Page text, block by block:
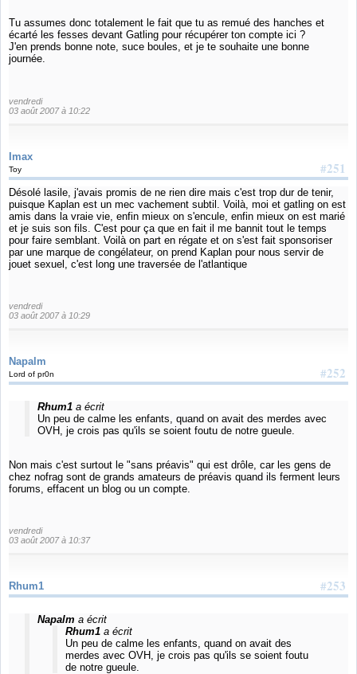
Tu assumes donc totalement le fait que tu as remué des hanches et
écarté les fesses devant Gatling pour récupérer ton compte ici ?
J'en prends bonne note, suce boules, et je te souhaite une bonne
journée.
vendredi
03 août 2007 à 10:22
Imax
#251
Toy
Désolé lasile, j'avais promis de ne rien dire mais c'est trop dur de tenir,
puisque Kaplan est un mec vachement subtil. Voilà, moi et gatling on est
amis dans la vraie vie, enfin mieux on s'encule, enfin mieux on est marié
et je suis son fils. C'est pour ça que en fait il me bannit tout le temps
pour faire semblant. Voilà on part en régate et on s'est fait sponsoriser
par une marque de congélateur, on prend Kaplan pour nous servir de
jouet sexuel, c'est long une traversée de l'atlantique
vendredi
03 août 2007 à 10:29
Napalm
#252
Lord of pr0n
Rhum1a écrit
Un peu de calme les enfants, quand on avait des merdes avec
OVH, je crois pas qu'ils se soient foutu de notre gueule.
Non mais c'est surtout le "sans préavis" qui est drôle, car les gens de
chez nofrag sont de grands amateurs de préavis quand ils ferment leurs
forums, effacent un blog ou un compte.
vendredi
03 août 2007 à 10:37
#253
Rhum1
Napalm a écrit
Rhum1 a écrit
Un peu de calme les enfants, quand on avait des
merdes avec OVH, je crois pas qu'ils se soient foutu
de notre gueule.